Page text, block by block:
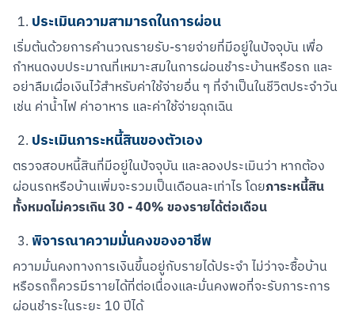
ประเมินความสามารถในการผ่อน
เริ่มต้นด้วยการคำนวณรายรับ-รายจ่ายที่มีอยู่ในปัจจุบัน เพื่อ
กำหนดงบประมาณที่เหมาะสมในการผ่อนชำระบ้านหรือรถ และ
อย่าลืมเผื่อเงินไว้สำหรับค่าใช้จ่ายอื่น ๆ ที่จำเป็นในชีวิตประจำวัน
เช่น ค่าน้ำไฟ ค่าอาหาร และค่าใช้จ่ายฉุกเฉิน
ประเมินภาระหนี้สินของตัวเอง
ตรวจสอบหนี้สินที่มีอยู่ในปัจจุบัน และลองประเมินว่า หากต้อง
ผ่อนรถหรือบ้านเพิ่มจะรวมเป็นเดือนละเท่าไร โดยภาระหนี้สิน
ทั้งหมดไม่ควรเกิน 30 - 40% ของรายได้ต่อเดือน
พิจารณาความมั่นคงของอาชีพ
ความมั่นคงทางการเงินขึ้นอยู่กับรายได้ประจำ ไม่ว่าจะซื้อบ้าน
หรือรถก็ควรมีราายได้ที่ต่อเนื่องและมั่นคงพอที่จะรับภาระการ
ผ่อนชำระในระยะ 10 ปีได้